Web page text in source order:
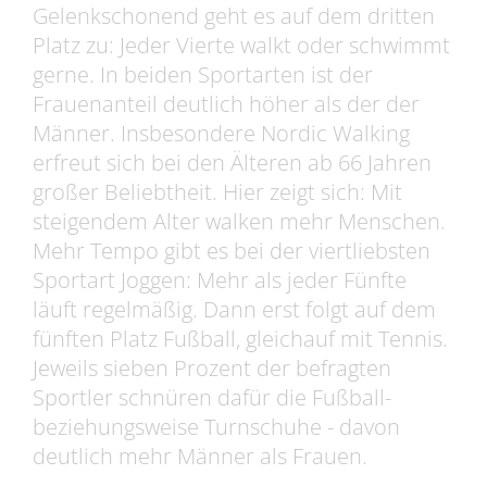
Gelenkschonend geht es auf dem dritten
Platz zu: Jeder Vierte walkt oder schwimmt
gerne. In beiden Sportarten ist der
Frauenanteil deutlich höher als der der
Männer. Insbesondere Nordic Walking
erfreut sich bei den Älteren ab 66 Jahren
großer Beliebtheit. Hier zeigt sich: Mit
steigendem Alter walken mehr Menschen.
Mehr Tempo gibt es bei der viertliebsten
Sportart Joggen: Mehr als jeder Fünfte
läuft regelmäßig. Dann erst folgt auf dem
fünften Platz Fußball, gleichauf mit Tennis.
Jeweils sieben Prozent der befragten
Sportler schnüren dafür die Fußball-
beziehungsweise Turnschuhe - davon
deutlich mehr Männer als Frauen.